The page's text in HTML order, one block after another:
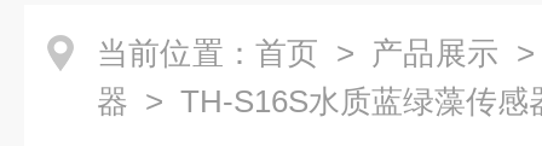
当前位置： 首页 > 产品展示
器 > TH-S16S水质蓝绿藻传感